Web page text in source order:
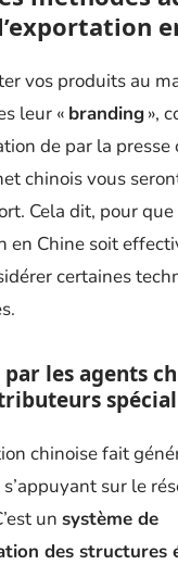
vos produits au
leur « branding»,
de par la presse
chinois vous
Cela dit, pour
en Chine soit
certaines
par les agents
chinoise fait
sur le
un système de
des structures